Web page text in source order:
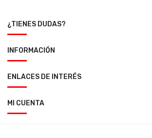
¿TIENES DUDAS?
INFORMACIÓN
ENLACES DE INTERÉS
MI CUENTA